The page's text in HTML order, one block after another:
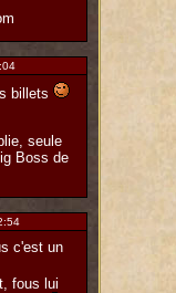
billets
seule
Boss de
c'est un
fous lui